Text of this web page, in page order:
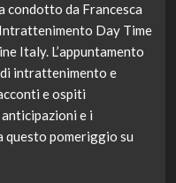
condotto da Francesca
Day Time
Italy. L’appuntamento
intrattenimento e
e ospiti
anticipazioni e i
pomeriggio su